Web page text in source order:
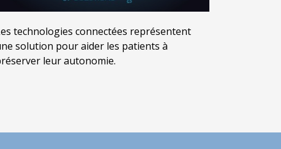
technologies connectées représentent
solution pour aider les patients à
leur autonomie.